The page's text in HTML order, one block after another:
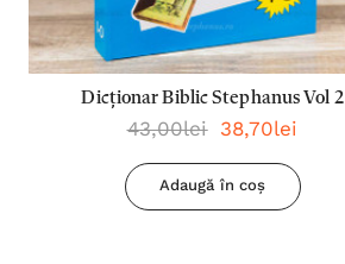
Dicționar Biblic Stephanus Vol 2
43,00lei 38,70lei
Adaugă în coș